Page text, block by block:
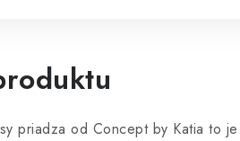
priadza od Concept by Katia to je